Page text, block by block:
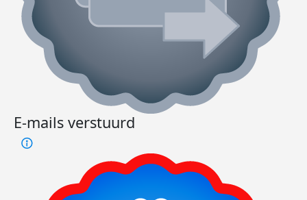
E-mails verstuurd